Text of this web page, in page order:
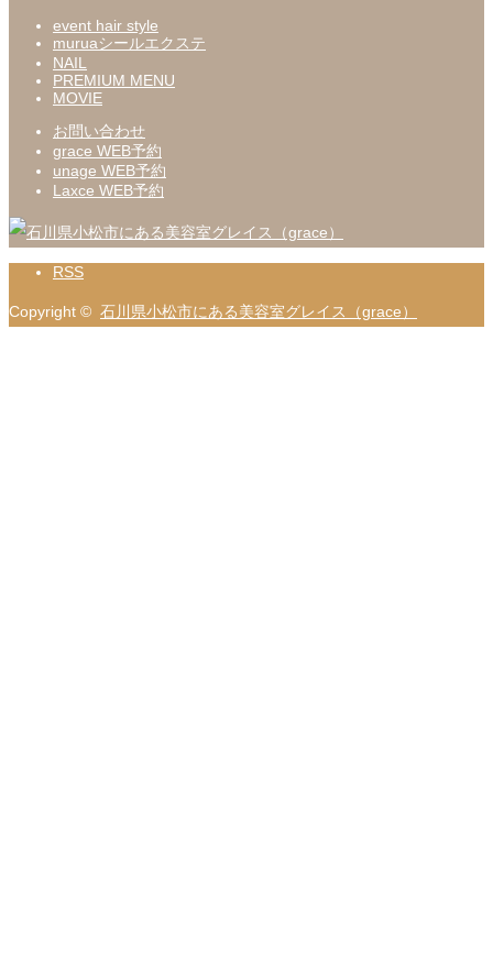
event hair style
muruaシールエクステ
NAIL
PREMIUM MENU
MOVIE
お問い合わせ
grace WEB予約
unage WEB予約
Laxce WEB予約
RSS
Copyright © 石川県小松市にある美容室グレイス（grace）